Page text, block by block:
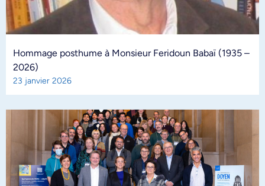
Hommage posthume à Monsieur Feridoun Babaï (1935 –
2026)
23 janvier 2026